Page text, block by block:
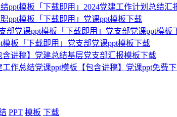
ppt模板「下载即用」2024党建工作计划总结汇
ppt模板「下载即用」党课ppt模板下载
部党课ppt模板「下载即用」党支部党课ppt模板
板「下载即用」党支部党课ppt模板下载
讲稿】党建总结基层党支部汇报模板下载
作总结党课ppt模板【包含讲稿】党课ppt免费
PPT 模板 下载